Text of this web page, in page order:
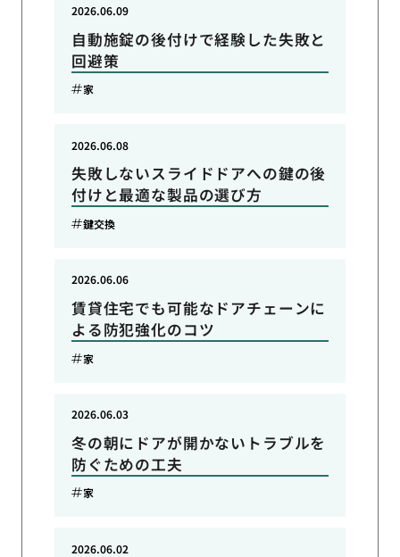
自動施錠の後付けで経験した失敗と
回避策
2026.06.09
家
失敗しないスライドドアへの鍵の後
付けと最適な製品の選び方
2026.06.08
鍵交換
賃貸住宅でも可能なドアチェーンに
よる防犯強化のコツ
2026.06.06
家
冬の朝にドアが開かないトラブルを
防ぐための工夫
2026.06.03
家
2026.06.02